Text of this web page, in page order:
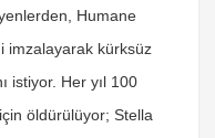
Humane
imzalayarak kürksüz
istiyor. Her yıl 100
öldürülüyor; Stella